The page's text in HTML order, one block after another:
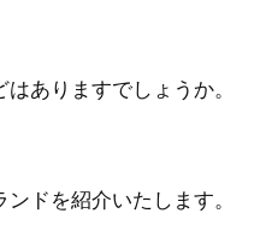
ありますでしょうか。
ドを紹介いたします。